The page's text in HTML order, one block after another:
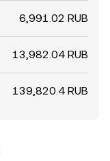
6,991.02 RUB
13,982.04 RUB
139,820.4 RUB